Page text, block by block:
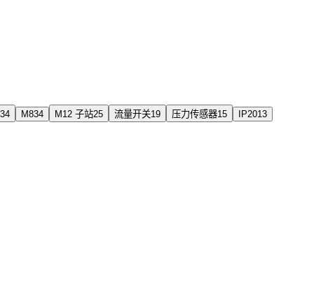
34 M834 M12 子站25 流量开关19 压力传感器15 IP2013